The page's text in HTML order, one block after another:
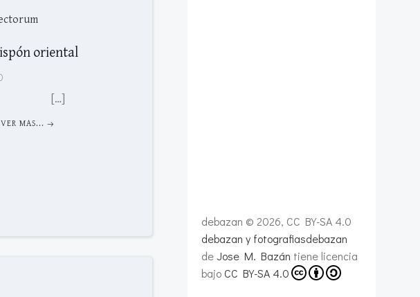
oriental
[…]
VER MAS...
debazan © 2026, CC BY-SA 4.0
debazan y fotografiasdebazan
de Jose M. Bazán tiene licencia
bajoCC BY-SA 4.0